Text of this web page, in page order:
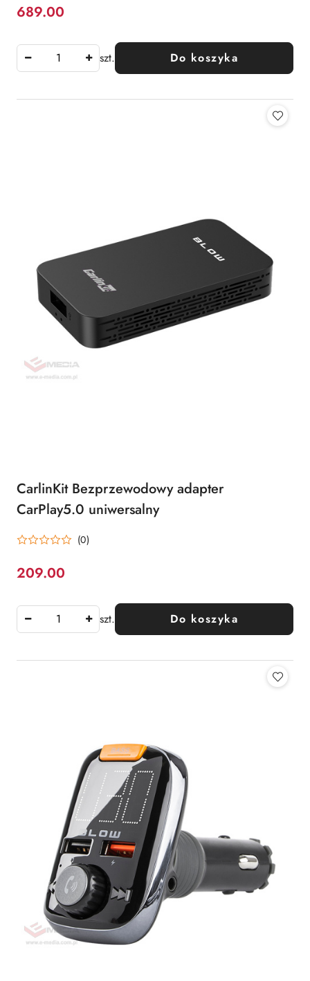
Cena:
689.00
szt. Do koszyka
CarlinKit Bezprzewodowy adapter
CarPlay5.0 uniwersalny
(0)
Cena:
209.00
szt. Do koszyka